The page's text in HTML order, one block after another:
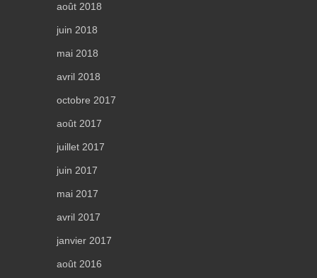
août 2018
juin 2018
mai 2018
avril 2018
octobre 2017
août 2017
juillet 2017
juin 2017
mai 2017
avril 2017
janvier 2017
août 2016